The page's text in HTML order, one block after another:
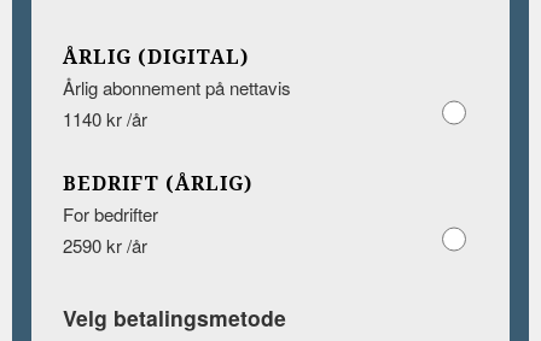
ÅRLIG (DIGITAL)
Årlig abonnement på nettavis
1140 kr /år
BEDRIFT (ÅRLIG)
For bedrifter
2590 kr /år
Velg betalingsmetode